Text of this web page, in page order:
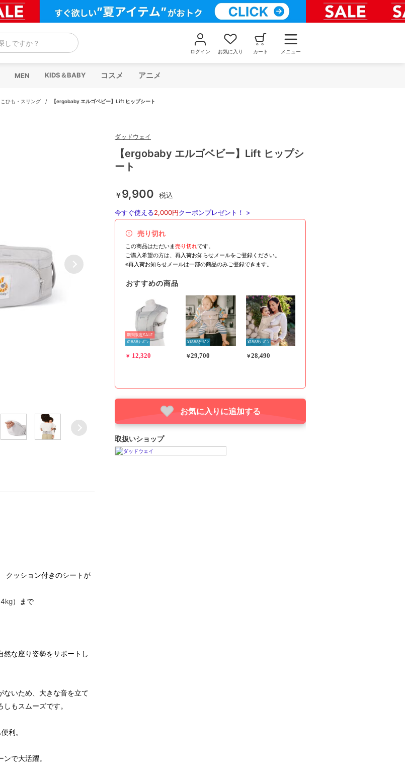
しですか？
ログイン お気に入り カート メニュー
MEN KIDS＆BABY コスメ アニメ
ひも・スリング / 【ergobaby エルゴベビー】Lift ヒップシート
クッション付きのシートが
）まで
然な座り姿勢をサポートし
ないため、大きな音を立て
もスムーズです。
利。
で大活躍。
ダッドウェイ
【ergobaby エルゴベビー】Lift ヒップシ
ート
￥9,900 税込
今すぐ使える2,000円クーポンプレゼント！ >
売り切れ
この商品はただいま売り切れです。
ご購入希望の方は、再入荷お知らせメールをご登録ください。
※再入荷お知らせメールは一部の商品のみご登録できます。
おすすめの商品
期間限定SALE
¥1888ｸｰﾎﾟﾝ
￥ 12,320
¥1888ｸｰﾎﾟﾝ
￥29,700
¥1888ｸｰﾎﾟﾝ
￥28,490
お気に入りに追加する
取扱いショップ